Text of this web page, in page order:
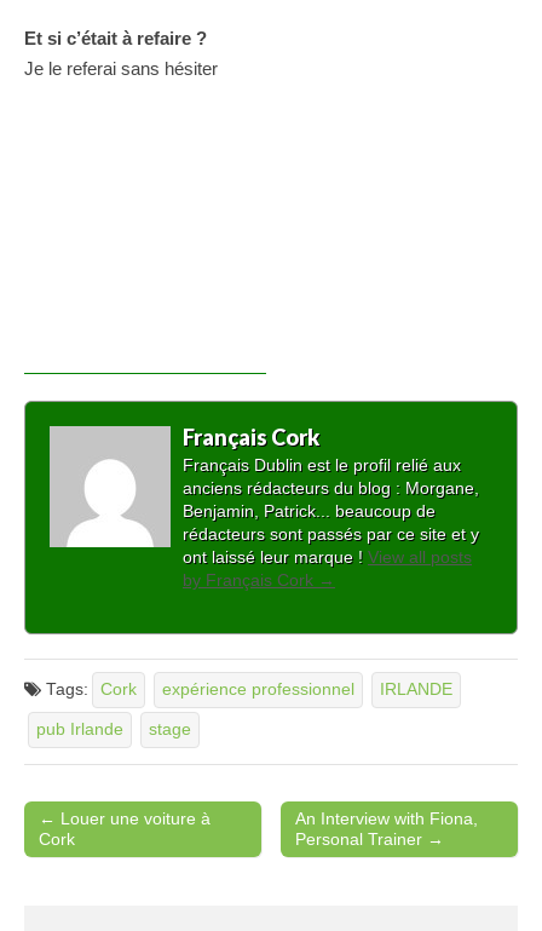
Et si c’était à refaire ?
Je le referai sans hésiter
Français Cork
Français Dublin est le profil relié aux
anciens rédacteurs du blog : Morgane,
Benjamin, Patrick... beaucoup de
rédacteurs sont passés par ce site et y
ont laissé leur marque ! View all posts
by Français Cork →
Tags: Cork expérience professionnel IRLANDE
pub Irlande stage
Post navigation
← Louer une voiture à
Cork
An Interview with Fiona,
Personal Trainer →